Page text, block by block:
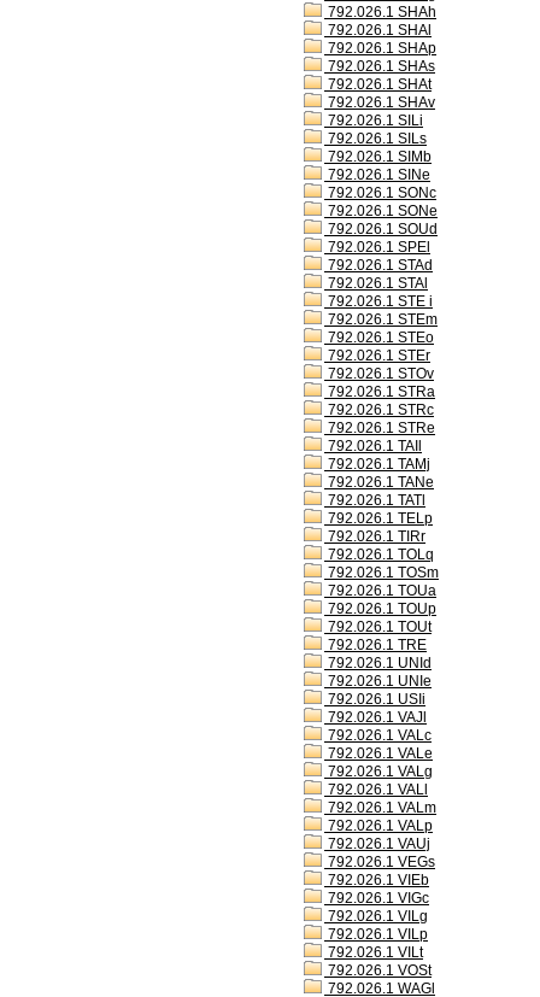
792.026.1 SHAh
792.026.1 SHAl
792.026.1 SHAp
792.026.1 SHAs
792.026.1 SHAt
792.026.1 SHAv
792.026.1 SILi
792.026.1 SILs
792.026.1 SIMb
792.026.1 SINe
792.026.1 SONc
792.026.1 SONe
792.026.1 SOUd
792.026.1 SPEl
792.026.1 STAd
792.026.1 STAl
792.026.1 STE i
792.026.1 STEm
792.026.1 STEo
792.026.1 STEr
792.026.1 STOv
792.026.1 STRa
792.026.1 STRc
792.026.1 STRe
792.026.1 TAIl
792.026.1 TAMj
792.026.1 TANe
792.026.1 TATl
792.026.1 TELp
792.026.1 TIRr
792.026.1 TOLq
792.026.1 TOSm
792.026.1 TOUa
792.026.1 TOUp
792.026.1 TOUt
792.026.1 TRE
792.026.1 UNId
792.026.1 UNIe
792.026.1 USIi
792.026.1 VAJl
792.026.1 VALc
792.026.1 VALe
792.026.1 VALg
792.026.1 VALl
792.026.1 VALm
792.026.1 VALp
792.026.1 VAUj
792.026.1 VEGs
792.026.1 VIEb
792.026.1 VIGc
792.026.1 VILg
792.026.1 VILp
792.026.1 VILt
792.026.1 VOSt
792.026.1 WAGl